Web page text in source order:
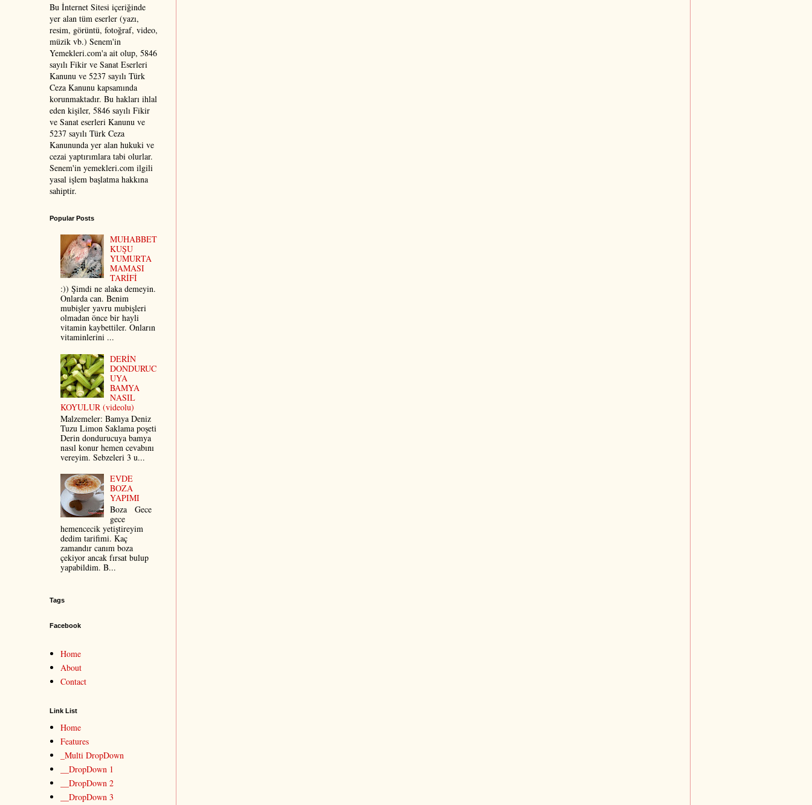
Bu İnternet Sitesi içeriğinde
yer alan tüm eserler (yazı,
resim, görüntü, fotoğraf, video,
müzik vb.) Senem'in
Yemekleri.com'a ait olup, 5846
sayılı Fikir ve Sanat Eserleri
Kanunu ve 5237 sayılı Türk
Ceza Kanunu kapsamında
korunmaktadır. Bu hakları ihlal
eden kişiler, 5846 sayılı Fikir
ve Sanat eserleri Kanunu ve
5237 sayılı Türk Ceza
Kanununda yer alan hukuki ve
cezai yaptırımlara tabi olurlar.
Senem'in yemekleri.com ilgili
yasal işlem başlatma hakkına
sahiptir.
Popular Posts
MUHABBET
KUŞU
YUMURTA
MAMASI
TARİFİ
:)) Şimdi ne alaka demeyin.
Onlarda can. Benim
mubişler yavru mubişleri
olmadan önce bir hayli
vitamin kaybettiler. Onların
vitaminlerini ...
DERİN
DONDURUC
UYA
BAMYA
NASIL
KOYULUR (videolu)
Malzemeler: Bamya Deniz
Tuzu Limon Saklama poşeti
Derin dondurucuya bamya
nasıl konur hemen cevabını
vereyim. Sebzeleri 3 u...
EVDE
BOZA
YAPIMI
Boza Gece
gece
hemencecik yetiştireyim
dedim tarifimi. Kaç
zamandır canım boza
çekiyor ancak fırsat bulup
yapabildim. B...
Tags
Facebook
Home
About
Contact
Link List
Home
Features
_Multi DropDown
__DropDown 1
__DropDown 2
__DropDown 3